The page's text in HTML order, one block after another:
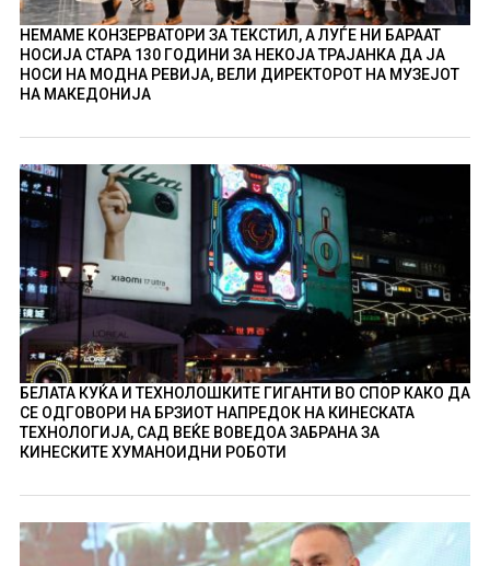
НЕМАМЕ КОНЗЕРВАТОРИ ЗА ТЕКСТИЛ, А ЛУЃЕ НИ БАРААТ
НОСИЈА СТАРА 130 ГОДИНИ ЗА НЕКОЈА ТРАЈАНКА ДА ЈА
НОСИ НА МОДНА РЕВИЈА, ВЕЛИ ДИРЕКТОРОТ НА МУЗЕЈОТ
НА МАКЕДОНИЈА
БЕЛАТА КУЌА И ТЕХНОЛОШКИТЕ ГИГАНТИ ВО СПОР КАКО ДА
СЕ ОДГОВОРИ НА БРЗИОТ НАПРЕДОК НА КИНЕСКАТА
ТЕХНОЛОГИЈА, САД ВЕЌЕ ВОВЕДОА ЗАБРАНА ЗА
КИНЕСКИТЕ ХУМАНОИДНИ РОБОТИ